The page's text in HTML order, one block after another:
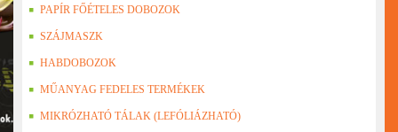
PAPÍR FŐÉTELES DOBOZOK
SZÁJMASZK
HABDOBOZOK
MŰANYAG FEDELES TERMÉKEK
MIKRÓZHATÓ TÁLAK (LEFÓLIÁZHATÓ)